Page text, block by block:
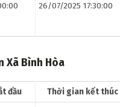
26/07/2025 17:30:00
Xã Bình Hòa
đầu Thời gian kết thúc